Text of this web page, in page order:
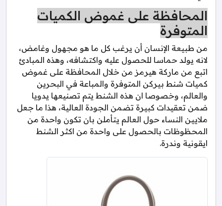
المحافظة على غموض الكميات
المتوفرة
من طبيعة الإنسان أن يرغب كل ما هو مجهول وغامض،
لانه يولد حماسا للحصول عليه واكتشافه، وهذه المبادئ
اتبع من ماركة هيرمز من خلال المحافظة على غموض
كميات شنط بيركن المتوفرة والمباعة في البحرين
والعالم، وخصوصا ان هذه الشنط يتم تصنيعها يدويا
ضمن تعقيدات كبيرة تضمن الجودة العالية، هذا ما جعل
ملايين النساء حول العالم يتأملن بان تكون واحدة من
المحظوظات بالحصول على واحدة من اكثر الشنط
ايقونية وندرة.